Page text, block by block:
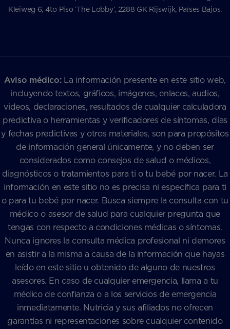
Kleiweg 6, 4to Piso ‘The Lobby’, 2288 GK Rijswijk, Países Bajos.
Aviso médico:La información presente en este sitio web,
incluyendo textos, gráficos, imágenes, enlaces, audios,
videos, declaraciones, resultados de cualquier calculadora
predictiva o herramientas y verificadores de síntomas, días
y fechas predictivas y otros materiales, son para propósitos
de información general únicamente, y no deben ser
considerados como consejos de salud o médicos,
diagnósticos o tratamientos para ti o tu bebé por nacer. La
información en este sitio no es precisa ni específica para ti
o para tu bebé por nacer. Busca siempre la consulta con tu
médico o asesor de salud para cualquier pregunta que
tengas con respecto a condiciones médicas o síntomas.
Nunca ignores la consulta médica profesional ni demores
en asistir a la misma a causa de la información que hayas
leído en este sitio u obtenido de alguno de nuestros
asesores. En caso de cualquier emergencia, llama a tu
médico de confianza o a los servicios de emergencia
inmediatamente. Nutricia y sus afiliados no ofrecen
garantías ni representaciones sobre cualquier contenido